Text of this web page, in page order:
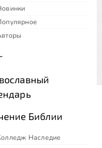
Библии
Наследие